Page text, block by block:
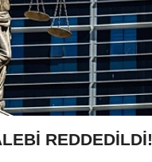
REDDEDİLDİ!